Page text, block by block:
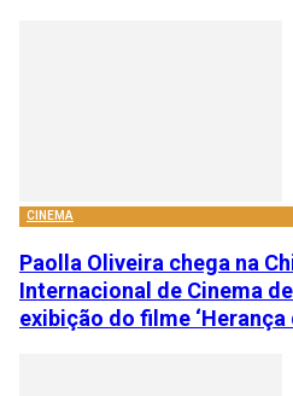
CINEMA
Paolla Oliveira chega na
Internacional de Cinema
exibição do filme ‘Herança